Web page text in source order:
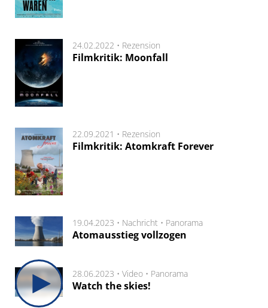
24.02.2022 • Rezension
Filmkritik: Moonfall
22.09.2021 • Rezension
Filmkritik: Atomkraft Forever
19.04.2023 • Nachricht • Panorama
Atomausstieg vollzogen
28.06.2023 • Video • Panorama
Watch the skies!